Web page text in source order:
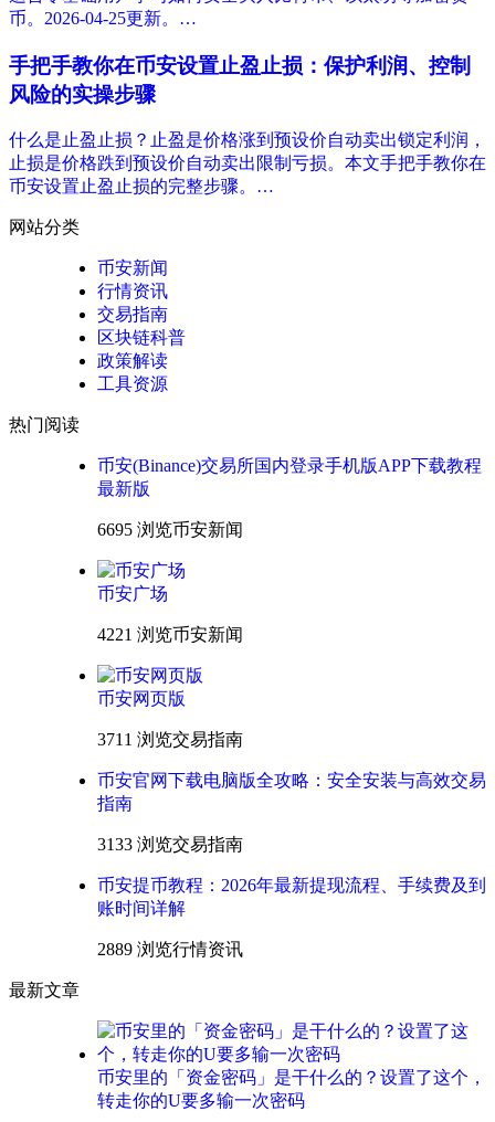
币。2026-04-25更新。…
手把手教你在币安设置止盈止损：保护利润、控制
风险的实操步骤
什么是止盈止损？止盈是价格涨到预设价自动卖出锁定利润，
止损是价格跌到预设价自动卖出限制亏损。本文手把手教你在
币安设置止盈止损的完整步骤。…
网站分类
币安新闻
行情资讯
交易指南
区块链科普
政策解读
工具资源
热门阅读
币安(Binance)交易所国内登录手机版APP下载教程
最新版
6695 浏览币安新闻
币安广场
4221 浏览币安新闻
币安网页版
3711 浏览交易指南
币安官网下载电脑版全攻略：安全安装与高效交易
指南
3133 浏览交易指南
币安提币教程：2026年最新提现流程、手续费及到
账时间详解
2889 浏览行情资讯
最新文章
币安里的「资金密码」是干什么的？设置了这个，
转走你的U要多输一次密码